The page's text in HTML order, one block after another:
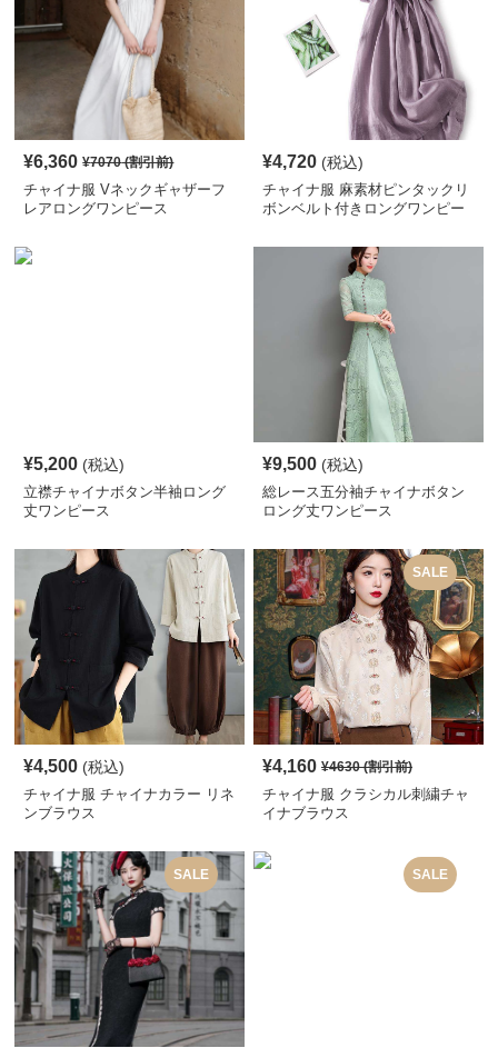
¥6,360 ¥7070(割引前)
チャイナ服 Vネックギャザーフ
レアロングワンピース
¥4,720 (税込)
チャイナ服 麻素材ピンタックリ
ボンベルト付きロングワンピー
¥5,200 (税込)
立襟チャイナボタン半袖ロング
丈ワンピース
¥9,500 (税込)
総レース五分袖チャイナボタン
ロング丈ワンピース
¥4,500 (税込)
チャイナ服 チャイナカラー リネ
ンブラウス
SALE
¥4,160 ¥4630(割引前)
チャイナ服 クラシカル刺繍チャ
イナブラウス
SALE SALE